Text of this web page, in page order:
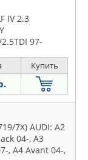
IV 2.3
97-
Купить
7X) AUDI: A2
04-, A3
, A4 Avant 04-,